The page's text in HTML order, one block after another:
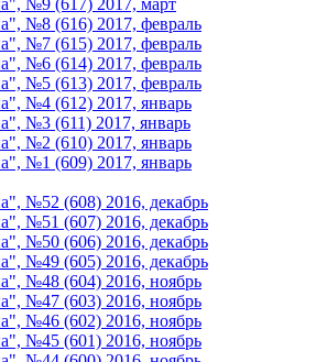
№8 (616) 2017, февраль
№7 (615) 2017, февраль
№6 (614) 2017, февраль
№5 (613) 2017, февраль
№4 (612) 2017, январь
№3 (611) 2017, январь
№2 (610) 2017, январь
№1 (609) 2017, январь
№52 (608) 2016, декабрь
№51 (607) 2016, декабрь
№50 (606) 2016, декабрь
№49 (605) 2016, декабрь
№48 (604) 2016, ноябрь
№47 (603) 2016, ноябрь
№46 (602) 2016, ноябрь
№45 (601) 2016, ноябрь